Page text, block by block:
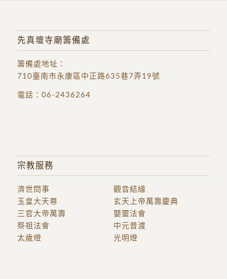
先真壇寺廟籌備處
籌備處地址 ：
710臺南市永康區中正路635巷7弄19號
電話： 06-2436264
宗教服務
濟世問事
觀音結緣
玉皇大天尊
三官大帝萬壽
玄天上帝萬壽慶典
嬰靈法會
祭祖法會
中元普渡
太歲燈
光明燈